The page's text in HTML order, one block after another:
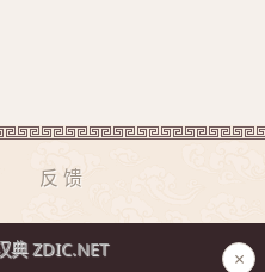
反馈
典 ZDIC.NET ×